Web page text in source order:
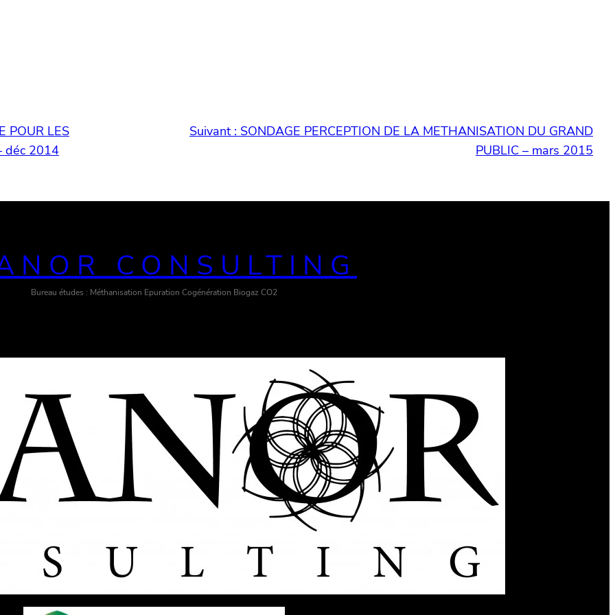
POUR LES
déc 2014
Suivant : SONDAGE PERCEPTION DE LA METHANISATION DU GRAND
PUBLIC – mars 2015
CONSULTING
Bureau études : Méthanisation Epuration Cogénération Biogaz CO2